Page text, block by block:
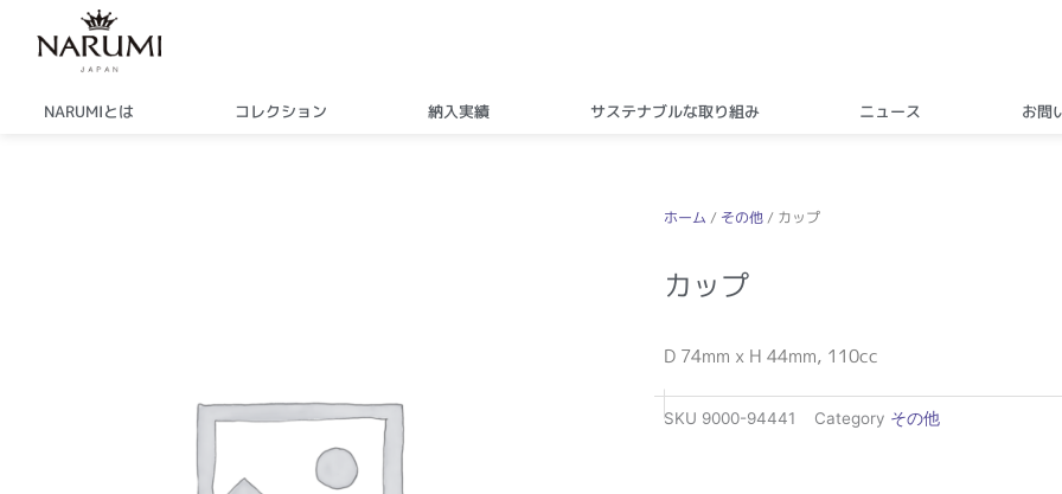
NARUMIとは コレクション 納入実績 サステナブルな取り組み ニュース お問
ホーム / その他 / カップ
カップ
D 74mm x H 44mm, 110cc
SKU 9000-94441 Category その他